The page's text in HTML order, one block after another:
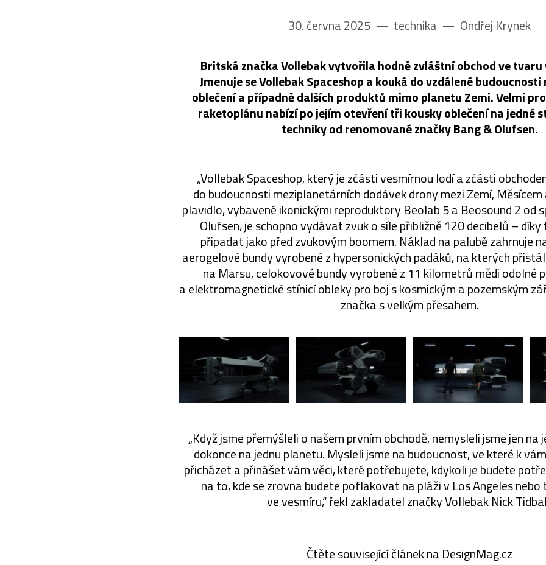
30. června 2025 –– technika –– Ondřej Krynek
Britská značka Vollebak vytvořila hodně zvláštní obchod ve
Jmenuje se Vollebak Spaceshop a kouká do vzdálené
oblečení a případně dalších produktů mimo planetu Zemi. Velmi
raketoplánu nabízí po jejím otevření tři kousky oblečení na jedné
techniky od renomované značky Bang & Olufsen.
„Vollebak Spaceshop, který je zčásti vesmírnou lodí a zčásti
do budoucnosti meziplanetárních dodávek drony mezi Zemí,
plavidlo, vybavené ikonickými reproduktory Beolab 5 a Beosound 2 od
Olufsen, je schopno vydávat zvuk o síle přibližně 120 decibelů –
připadat jako před zvukovým boomem. Náklad na palubě zahrnuje
aerogelové bundy vyrobené z hypersonických padáků, na kterých
na Marsu, celokovové bundy vyrobené z 11 kilometrů mědi odolné
a elektromagnetické stínicí obleky pro boj s kosmickým a pozemským
značka s velkým přesahem.
„Když jsme přemýšleli o našem prvním obchodě, nemysleli jsme jen na
dokonce na jednu planetu. Mysleli jsme na budoucnost, ve které k
přicházet a přinášet vám věci, které potřebujete, kdykoli je budete
na to, kde se zrovna budete poflakovat na pláži v Los Angeles
ve vesmíru,“ řekl zakladatel značky Vollebak Nick
Čtěte související článek na DesignMag.cz